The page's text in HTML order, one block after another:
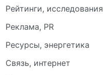
Рейтинги, исследования
Реклама, PR
Ресурсы, энергетика
Связь, интернет